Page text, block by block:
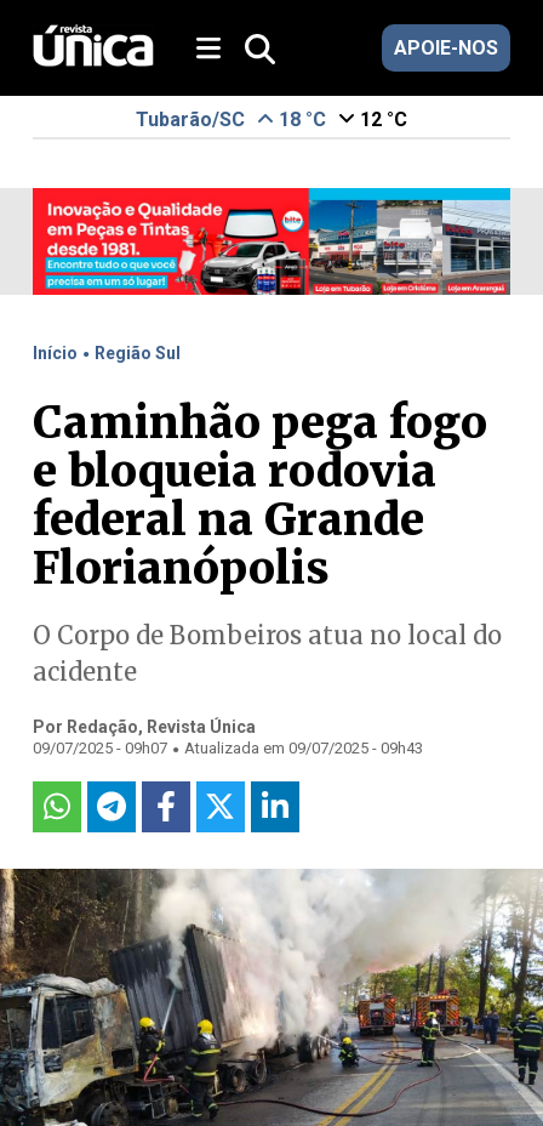
APOIE-NOS
Tubarão/SC 18 °C 12 °C
Início . Região Sul
Caminhão pega fogo
e bloqueia rodovia
federal na Grande
Florianópolis
O Corpo de Bombeiros atua no local do
acidente
Por Redação, Revista Única
09/07/2025 - 09h07 . Atualizada em 09/07/2025 - 09h43